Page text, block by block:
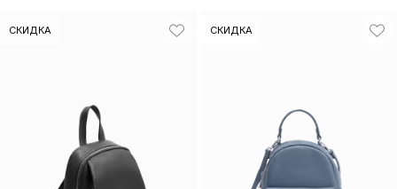
СКИДКА СКИДКА